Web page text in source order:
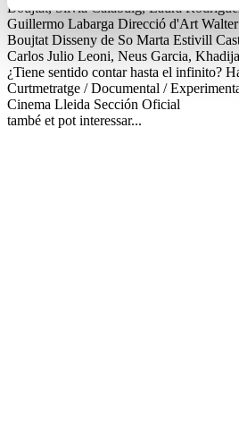
Boujtat, Silvia Calabuig, Laura
Guillermo Labarga Direcció d'Art
Boujtat Disseny de So Marta Estivill
Carlos Julio Leoni, Neus Garcia,
¿Tiene sentido contar hasta el infinito?
Curtmetratge / Documental /
Cinema Lleida Sección Oficial
també et pot interessar...